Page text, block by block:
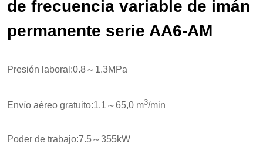
de frecuencia variable de imán
permanente serie AA6-AM